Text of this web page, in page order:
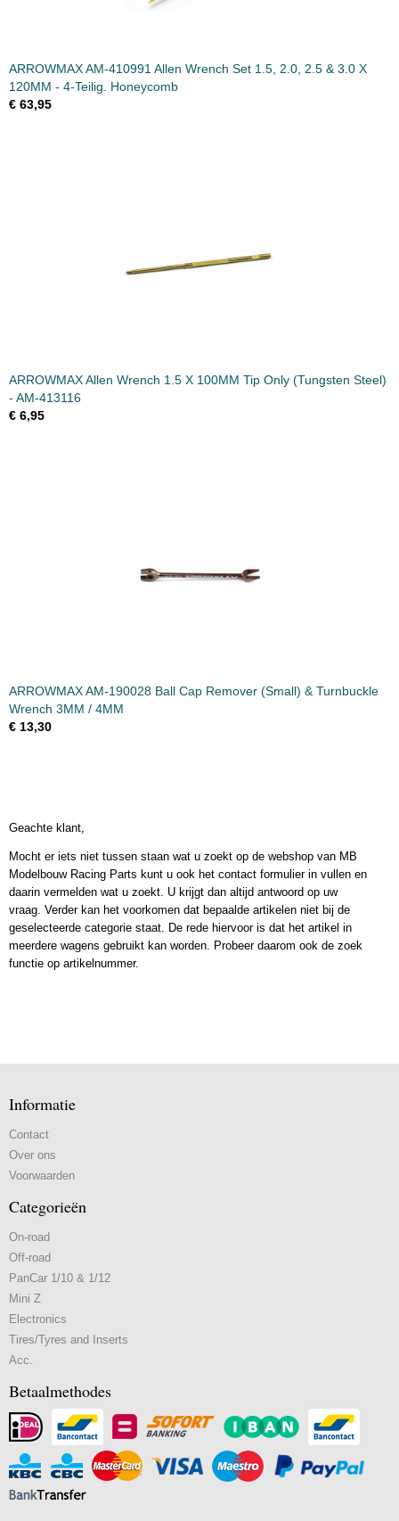
ARROWMAX AM-410991 Allen Wrench Set 1.5, 2.0, 2.5 & 3.0 X
120MM - 4-Teilig. Honeycomb
€ 63,95
ARROWMAX Allen Wrench 1.5 X 100MM Tip Only (Tungsten Steel)
- AM-413116
€ 6,95
ARROWMAX AM-190028 Ball Cap Remover (Small) & Turnbuckle
Wrench 3MM / 4MM
€ 13,30
Geachte klant,
Mocht er iets niet tussen staan wat u zoekt op de webshop van MB
Modelbouw Racing Parts kunt u ook het contact formulier in vullen en
daarin vermelden wat u zoekt. U krijgt dan altijd antwoord op uw
vraag. Verder kan het voorkomen dat bepaalde artikelen niet bij de
geselecteerde categorie staat. De rede hiervoor is dat het artikel in
meerdere wagens gebruikt kan worden. Probeer daarom ook de zoek
functie op artikelnummer.
Informatie
Contact
Over ons
Voorwaarden
Categorieën
On-road
Off-road
PanCar 1/10 & 1/12
Mini Z
Electronics
Tires/Tyres and Inserts
Acc.
Betaalmethodes